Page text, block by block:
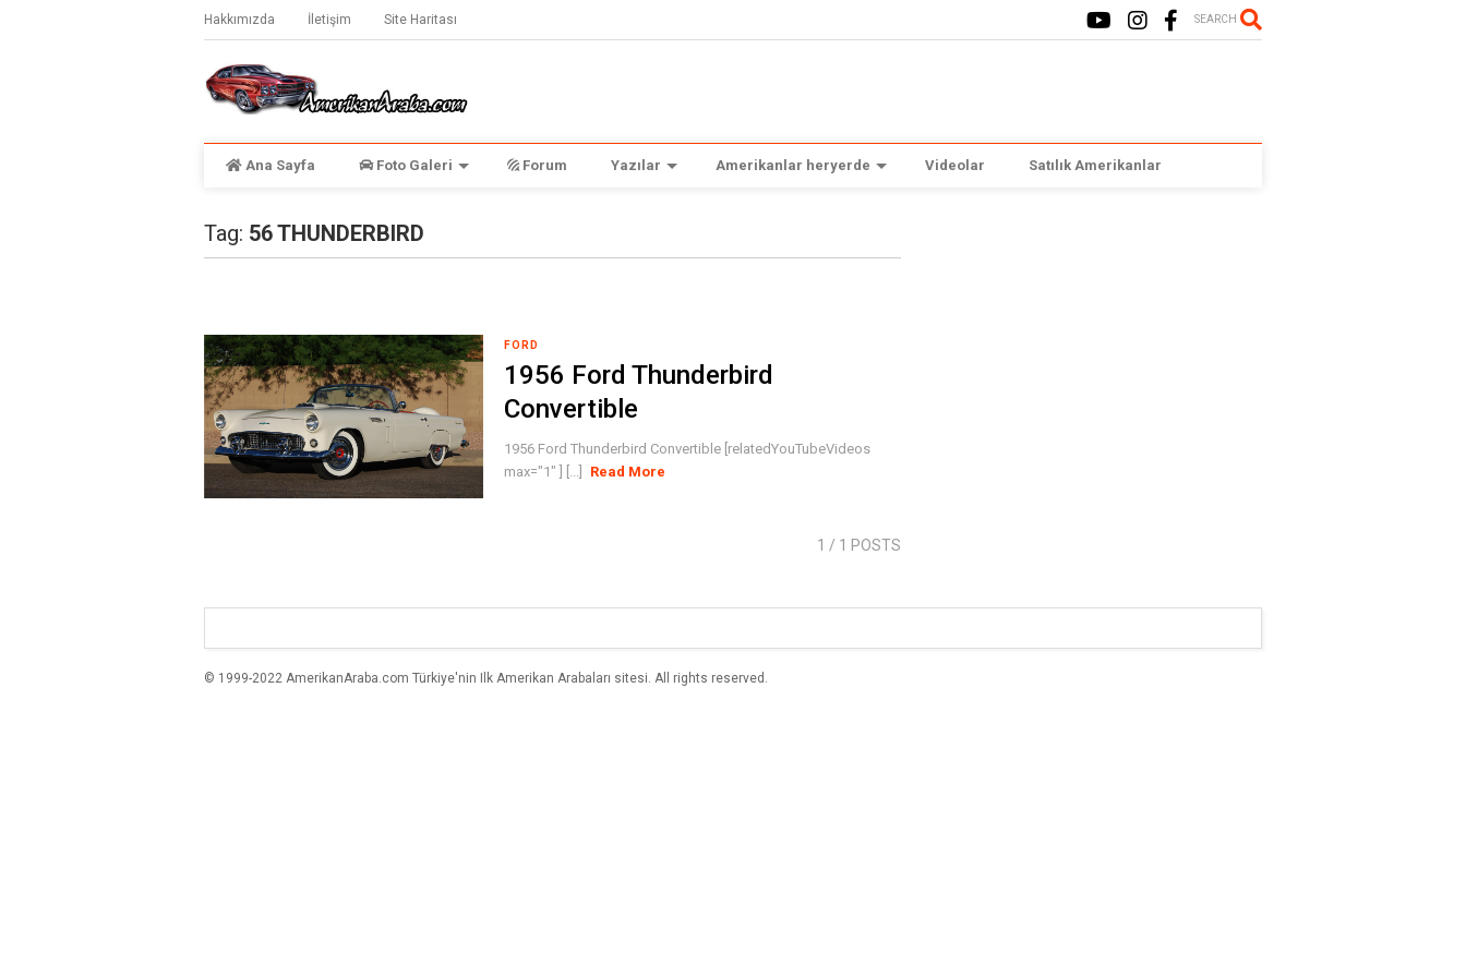
Hakkımızda İletişim Site Haritası SEARCH
Ana Sayfa Foto Galeri Forum Yazılar Amerikanlar heryerde Videolar Satılık Amerikanlar
Tag: 56 THUNDERBIRD
FORD
1956 Ford Thunderbird
Convertible
1956 Ford Thunderbird Convertible [relatedYouTubeVideos
max="1" ] [...]
Read More
1 / 1 POSTS
© 1999-2022 AmerikanAraba.com Türkiye'nin Ilk Amerikan Arabaları sitesi. All rights reserved.